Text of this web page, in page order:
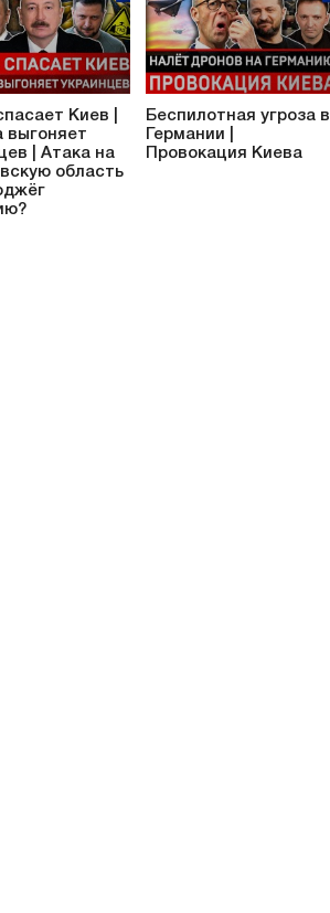
Киев |
выгоняет
| Атака на
область
Беспилотная угроза в
Германии |
Провокация Киева